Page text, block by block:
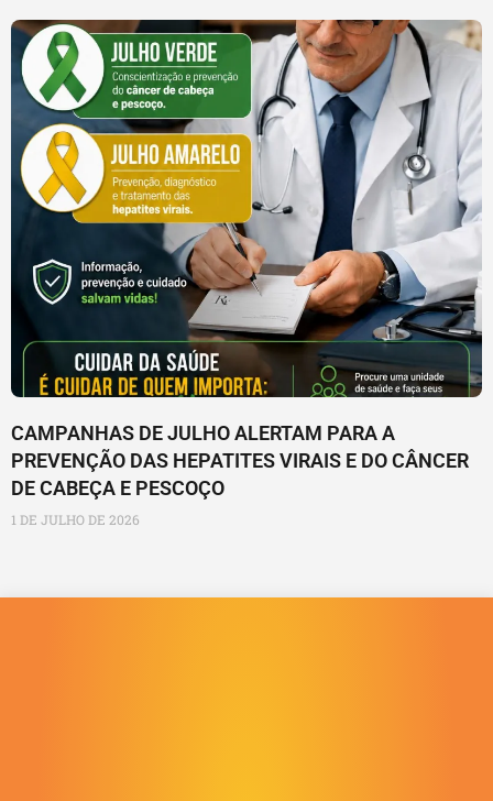
CAMPANHAS DE JULHO ALERTAM PARA A
PREVENÇÃO DAS HEPATITES VIRAIS E DO CÂNCER
DE CABEÇA E PESCOÇO
1 DE JULHO DE 2026